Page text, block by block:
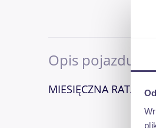
Opis pojazdu
MIESIĘCZNA RATA